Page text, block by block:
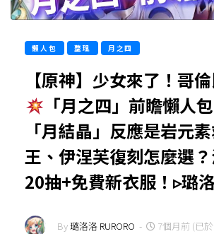
懶人包 整理 月之四
【原神】少女來了！哥
「月之四」前瞻懶人包
「月結晶」反應是岩元
王、伊涅芙復刻怎麼選
20抽+免費新衣服！▹璐
By璐洛洛 RURORO -
7個月前 (已